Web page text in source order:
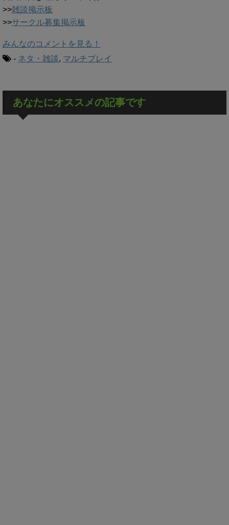
>>雑談掲示板
>>サークル募集掲示板
みんなのコメントを見る！
- ネタ・雑談, マルチプレイ
あなたにオススメの記事です